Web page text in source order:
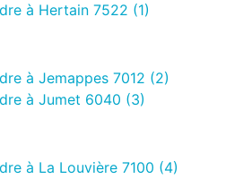
à Hertain 7522 (1)
à Jemappes 7012 (2)
à Jumet 6040 (3)
à La Louvière 7100 (4)